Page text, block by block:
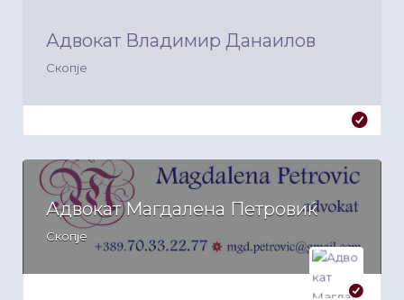
Адвокат Владимир Данаилов
Скопје
Адвокат Магдалена Петровиќ
Скопје